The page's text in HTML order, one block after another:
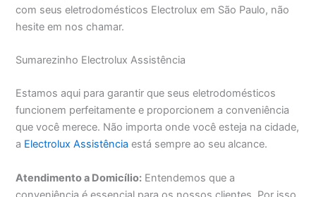
com seus eletrodomésticos Electrolux em São Paulo, não
hesite em nos chamar.
Sumarezinho Electrolux Assistência
Estamos aqui para garantir que seus eletrodomésticos
funcionem perfeitamente e proporcionem a conveniência
que você merece. Não importa onde você esteja na cidade,
a Electrolux Assistência está sempre ao seu alcance.
Atendimento a Domicílio: Entendemos que a